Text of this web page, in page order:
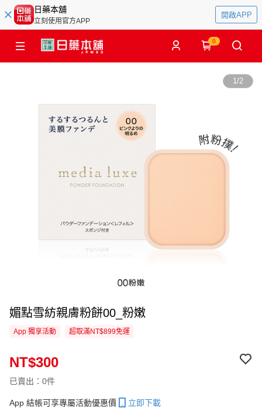
日藥本舖
立刻使用官方APP
開啟APP
0
1/2
媚點雪紡親膚粉餅00_粉嫩
App 獨享活動 超取滿NT$899免運
NT$300
已賣出：0件
App 結帳可享專屬活動優惠價
立即下載